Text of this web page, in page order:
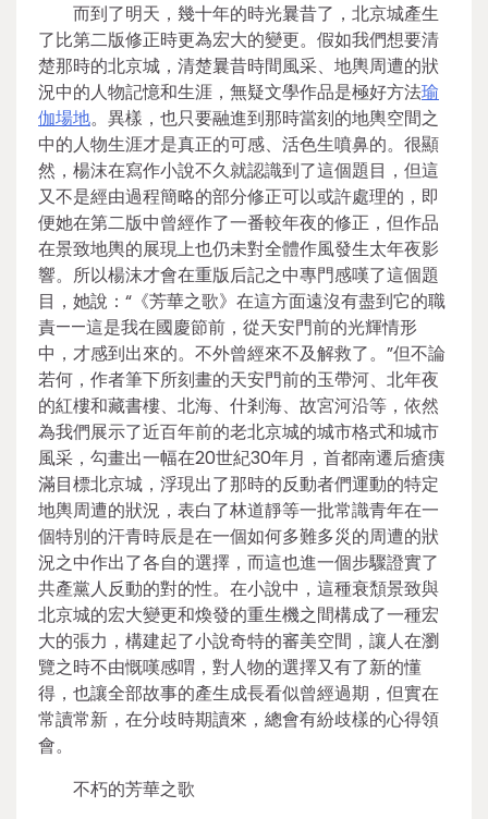
而到了明天，幾十年的時光曩昔了，北京城產生
了比第二版修正時更為宏大的變更。假如我們想要清
楚那時的北京城，清楚曩昔時間風采、地輿周遭的狀
況中的人物記憶和生涯，無疑文學作品是極好方法瑜
伽場地。異樣，也只要融進到那時當刻的地輿空間之
中的人物生涯才是真正的可感、活色生噴鼻的。很顯
然，楊沫在寫作小說不久就認識到了這個題目，但這
又不是經由過程簡略的部分修正可以或許處理的，即
便她在第二版中曾經作了一番較年夜的修正，但作品
在景致地輿的展現上也仍未對全體作風發生太年夜影
響。所以楊沫才會在重版后記之中專門感嘆了這個題
目，她說：“《芳華之歌》在這方面遠沒有盡到它的職
責——這是我在國慶節前，從天安門前的光輝情形
中，才感到出來的。不外曾經來不及解救了。”但不論
若何，作者筆下所刻畫的天安門前的玉帶河、北年夜
的紅樓和藏書樓、北海、什剎海、故宮河沿等，依然
為我們展示了近百年前的老北京城的城市格式和城市
風采，勾畫出一幅在20世紀30年月，首都南遷后瘡痍
滿目標北京城，浮現出了那時的反動者們運動的特定
地輿周遭的狀況，表白了林道靜等一批常識青年在一
個特別的汗青時辰是在一個如何多難多災的周遭的狀
況之中作出了各自的選擇，而這也進一個步驟證實了
共產黨人反動的對的性。在小說中，這種衰頹景致與
北京城的宏大變更和煥發的重生機之間構成了一種宏
大的張力，構建起了小說奇特的審美空間，讓人在瀏
覽之時不由慨嘆感喟，對人物的選擇又有了新的懂
得，也讓全部故事的產生成長看似曾經過期，但實在
常讀常新，在分歧時期讀來，總會有紛歧樣的心得領
會。
不朽的芳華之歌